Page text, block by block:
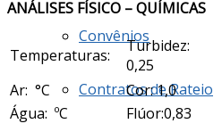
Convênios
Contratos de Rateio
ANÁLISES FÍSICO – QUÍMICAS
Temperaturas:
Turbidez:
0,25
Ar: °C Cor: 1,0
Água: ºC
Flúor:0,83